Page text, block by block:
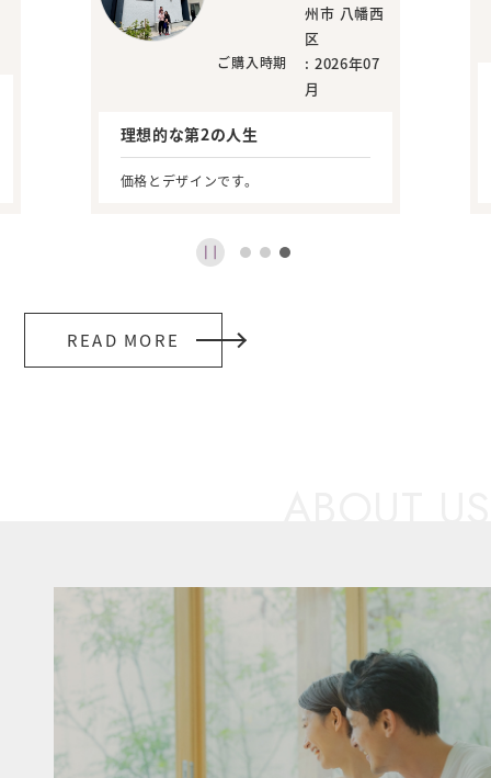
州市 八幡西
区
ご購入時期
: 2026年07
月
理想的な第2の人生
価格とデザインです。
READ MORE